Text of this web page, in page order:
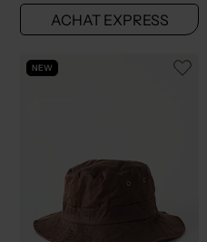
ACHAT EXPRESS
NEW